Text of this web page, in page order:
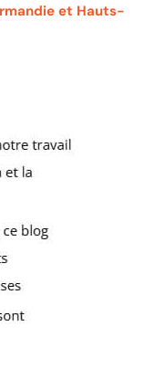
et Hauts-